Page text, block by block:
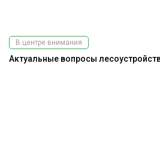
В центре внимания
Актуальные вопросы